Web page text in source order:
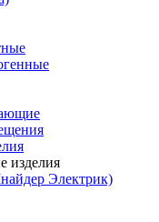
изделия
Электрик)